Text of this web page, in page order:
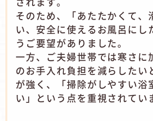
そのため、「あたたかくて、
い、安全に使えるお風呂にし
うご要望がありました。
一方、ご夫婦世帯では寒さに
のお手入れ負担を減らしたい
が強く、「掃除がしやすい浴
い」という点を重視されてい